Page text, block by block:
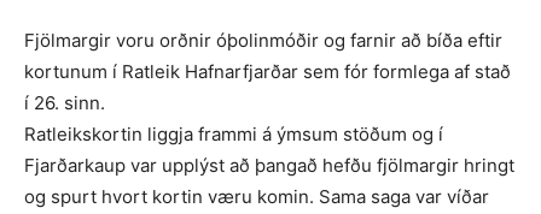
Fjölmargir voru orðnir óþolinmóðir og farnir að bíða eftir
kortunum í Ratleik Hafnarfjarðar sem fór formlega af stað
í 26. sinn.
Ratleikskortin liggja frammi á ýmsum stöðum og í
Fjarðarkaup var upplýst að þangað hefðu fjölmargir hringt
og spurt hvort kortin væru komin. Sama saga var víðar